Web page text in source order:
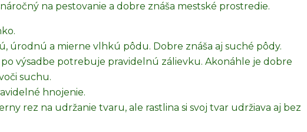
na pestovanie a dobre znáša mestské prostredie.
úrodnú a mierne vlhkú pôdu. Dobre znáša aj suché pôdy.
výsadbe potrebuje pravidelnú zálievku. Akonáhle je dobre
suchu.
hnojenie.
rez na udržanie tvaru, ale rastlina si svoj tvar udržiava aj bez